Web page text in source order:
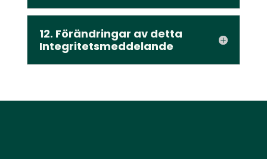
12. Förändringar av detta
Integritetsmeddelande